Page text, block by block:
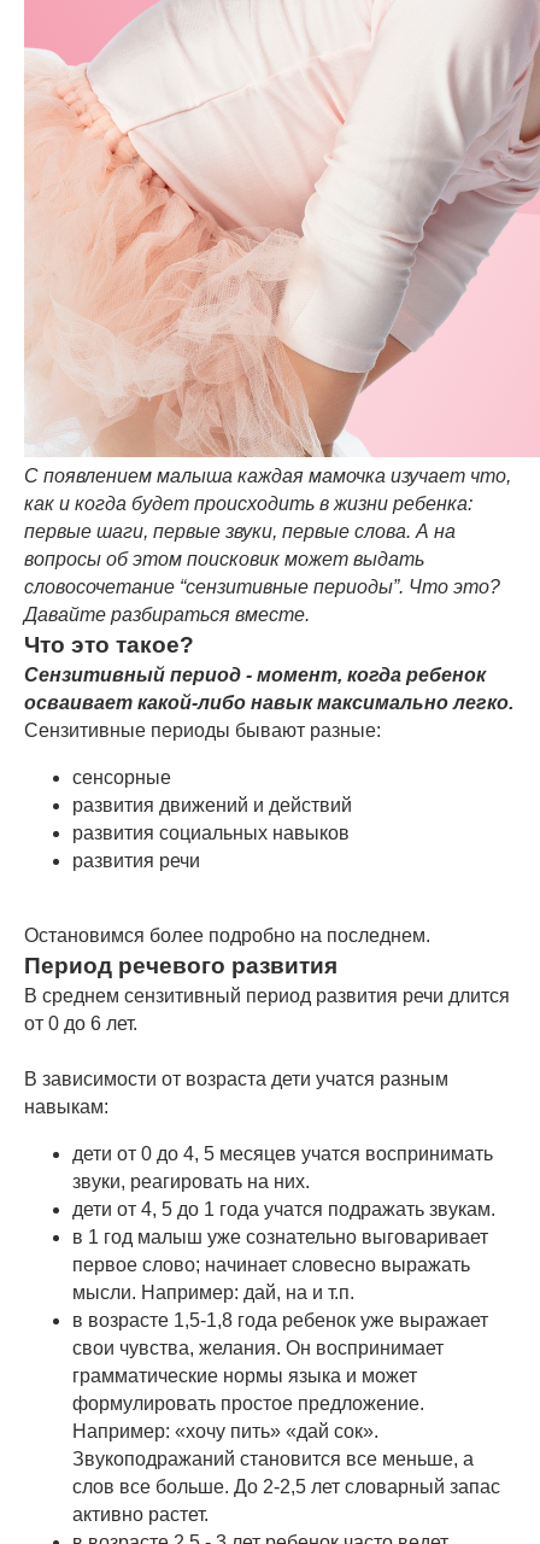
С появлением малыша каждая мамочка изучает что,
как и когда будет происходить в жизни ребенка:
первые шаги, первые звуки, первые слова. А на
вопросы об этом поисковик может выдать
словосочетание “сензитивные периоды”. Что это?
Давайте разбираться вместе.
Что это такое?
Сензитивный период - момент, когда ребенок
осваивает какой-либо навык максимально легко.
Сензитивные периоды бывают разные:
сенсорные
развития движений и действий
развития социальных навыков
развития речи
Остановимся более подробно на последнем.
Период речевого развития
В среднем сензитивный период развития речи длится
от 0 до 6 лет.
В зависимости от возраста дети учатся разным
навыкам:
дети от 0 до 4, 5 месяцев учатся воспринимать
звуки, реагировать на них.
дети от 4, 5 до 1 года учатся подражать звукам.
в 1 год малыш уже сознательно выговаривает
первое слово; начинает словесно выражать
мысли. Например: дай, на и т.п.
в возрасте 1,5-1,8 года ребенок уже выражает
свои чувства, желания. Он воспринимает
грамматические нормы языка и может
формулировать простое предложение.
Например: «хочу пить» «дай сок».
Звукоподражаний становится все меньше, а
слов все больше. До 2-2,5 лет словарный запас
активно растет.